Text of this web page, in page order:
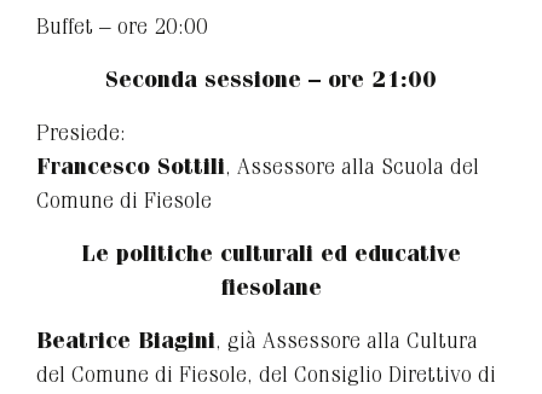
Buffet – ore 20:00
Seconda sessione – ore 21:00
Presiede:
Francesco Sottili, Assessore alla Scuola del
Comune di Fiesole
Le politiche culturali ed educative
fiesolane
Beatrice Biagini, già Assessore alla Cultura
del Comune di Fiesole, del Consiglio Direttivo di